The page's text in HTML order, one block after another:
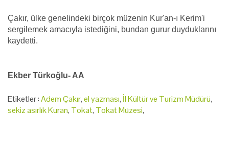
Çakır, ülke genelindeki birçok müzenin Kur'an-ı Kerim'i
sergilemek amacıyla istediğini, bundan gurur duyduklarını
kaydetti.
Ekber Türkoğlu- AA
Etiketler :Adem Çakır,el yazması, İl Kültür ve Turizm Müdürü,
sekiz asırlık Kuran, Tokat, Tokat Müzesi,